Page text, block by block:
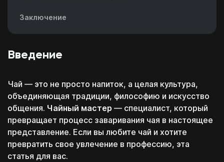
Введение
Чай — это не просто напиток, а целая культура,
объединяющая традиции, философию и искусство
общения. Чайный мастер — специалист, который
превращает процесс заваривания чая в настоящее
представление. Если вы любите чай и хотите
превратить свое увлечение в профессию, эта
статья для вас.
Заключение